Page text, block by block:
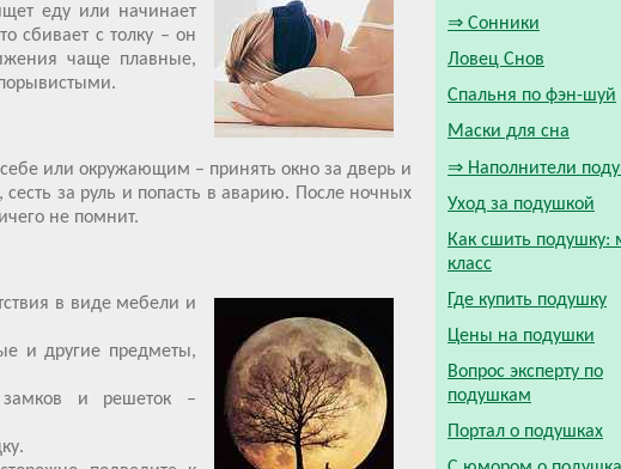
еду или начинает
сбивает с толку – он
чаще плавные,
или окружающим – принять окно за дверь и
за руль и попасть в аварию. После ночных
не помнит.
в виде мебели и
и другие предметы,
и решеток –
⇒ Сонники
Ловец Снов
Спальня по фэн-шуй
Маски для сна
⇒ Наполнители
Уход за подушкой
Как сшить подушку:
класс
Где купить подушку
Цены на подушки
Вопрос эксперту по
подушкам
Портал о подушках